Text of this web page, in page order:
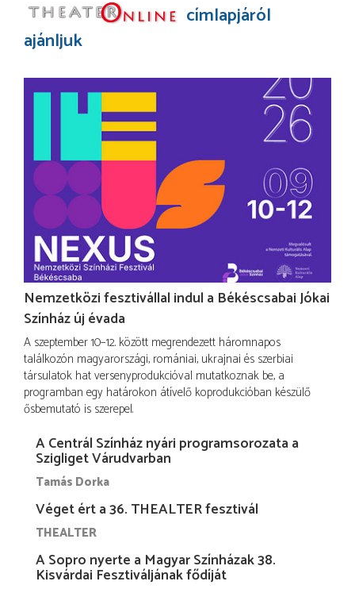
címlapjáról
ajánljuk
Nemzetközi fesztivállal indul a Békéscsabai Jókai
Színház új évada
A szeptember 10–12. között megrendezett háromnapos
találkozón magyarországi, romániai, ukrajnai és szerbiai
társulatok hat versenyprodukcióval mutatkoznak be, a
programban egy határokon átívelő koprodukcióban készülő
ősbemutató is szerepel.
A Centrál Színház nyári programsorozata a
Szigliget Várudvarban
Tamás Dorka
Véget ért a 36. THEALTER fesztivál
THEALTER
A Sopro nyerte a Magyar Színházak 38.
Kisvárdai Fesztiváljának fődíját